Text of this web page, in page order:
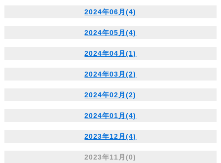
2024年06月(4)
2024年05月(4)
2024年04月(1)
2024年03月(2)
2024年02月(2)
2024年01月(4)
2023年12月(4)
2023年11月(0)